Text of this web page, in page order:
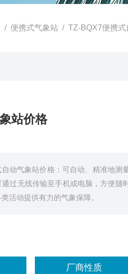
/ 便携式气象站 / TZ-BQX7便携式
站价格
动气象站价格：可自动、精准地测
过无线传输至手机或电脑，方便
活动提供有力的气象保障。
厂商性质